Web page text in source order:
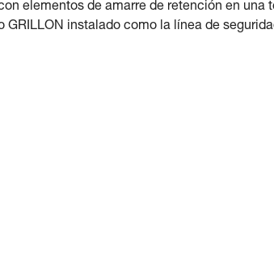
elementos de amarre de retención en una
GRILLON instalado como la línea de